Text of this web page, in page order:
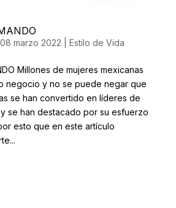
08 marzo 2022 Estilo de Vida
Millones de mujeres mexicanas
negocio y no se puede negar que
se han convertido en líderes de
se han destacado por su esfuerzo
esto que en este artículo